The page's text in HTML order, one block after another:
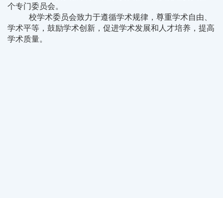
个专门委员会。
校学术委员会致力于遵循学术规律，尊重学术自由、
学术平等，鼓励学术创新，促进学术发展和人才培养，提高
学术质量。